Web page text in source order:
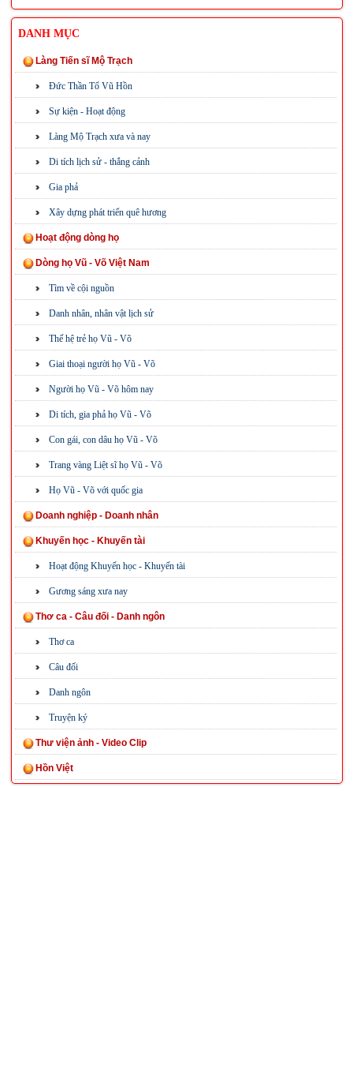
DANH MỤC
Làng Tiến sĩ Mộ Trạch
Đức Thần Tổ Vũ Hồn
Sự kiện - Hoạt động
Làng Mộ Trạch xưa và nay
Di tích lịch sử - thắng cảnh
Gia phả
Xây dựng phát triển quê hương
Hoạt động dòng họ
Dòng họ Vũ - Võ Việt Nam
Tìm về cội nguồn
Danh nhân, nhân vật lịch sử
Thế hệ trẻ họ Vũ - Võ
Giai thoại người họ Vũ - Võ
Người họ Vũ - Võ hôm nay
Di tích, gia phả họ Vũ - Võ
Con gái, con dâu họ Vũ - Võ
Trang vàng Liệt sĩ họ Vũ - Võ
Họ Vũ - Võ với quốc gia
Doanh nghiệp - Doanh nhân
Khuyến học - Khuyến tài
Hoạt động Khuyến học - Khuyến tài
Gương sáng xưa nay
Thơ ca - Câu đối - Danh ngôn
Thơ ca
Câu đối
Danh ngôn
Truyện ký
Thư viện ảnh - Video Clip
Hồn Việt